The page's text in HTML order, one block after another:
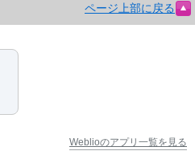
ページ上部に戻る
Weblioのアプリ一覧を見る